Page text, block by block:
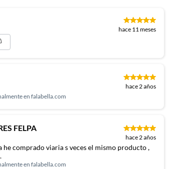
hace 11 meses
hace 2 años
enfalabella.com
COLGADORES FELPA
hace 2 años
enfalabella.com